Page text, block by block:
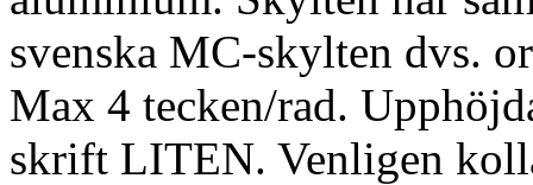
svenska MC-skylten dvs.
Max 4 tecken/rad.
skrift LITEN. Venligen